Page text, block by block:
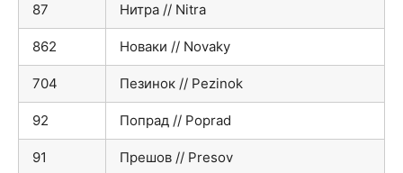
87 Нитра // Nitra
862 Новаки // Novaky
704 Пезинок // Pezinok
92 Попрад // Poprad
91 Прешов // Presov